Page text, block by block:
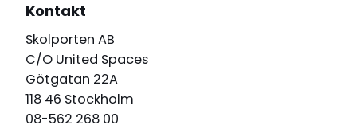
Kontakt
Skolporten AB
C/O United Spaces
Götgatan 22A
118 46 Stockholm
08-562 268 00